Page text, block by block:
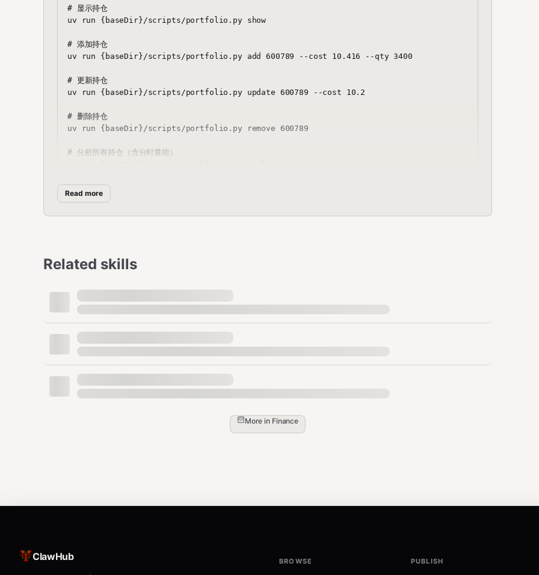
# 显示持仓
uv run {baseDir}/scripts/portfolio.py show
# 添加持仓
uv run {baseDir}/scripts/portfolio.py add 600789 --cost 10.416 --qty 3400
# 更新持仓
uv run {baseDir}/scripts/portfolio.py update 600789 --cost 10.2
# 删除持仓
uv run {baseDir}/scripts/portfolio.py remove 600789
# 分析所有持仓（含分时量能）
股票代码格式
: 6开头 (如 600789)
北交所
分时量能分析说明
成交分布时段
时段 说明
主力早盘动作，>30%为抢筹信号
早盘放量 >30%
Read more
Related skills
More in Finance
ClawHub BROWSE PUBLISH